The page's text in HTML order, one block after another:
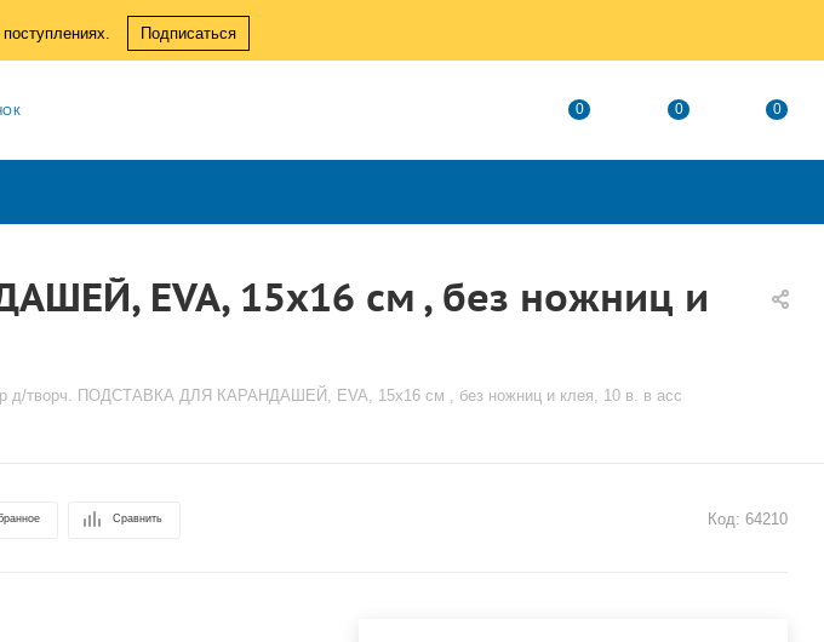
Подписаться
0 0 0
EVA, 15х16 см , без ножниц и
д/творч. ПОДСТАВКА ДЛЯ КАРАНДАШЕЙ, EVA, 15х16 см , без ножниц и клея, 10 в. в асс
Сравнить Код: 64210